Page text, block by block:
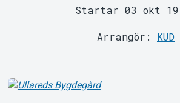
Support
Startar 03 okt
Arrangör: KUD